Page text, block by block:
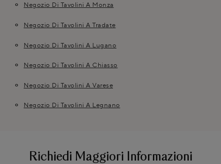
Negozio Di Tavolini A Monza
Negozio Di Tavolini A Tradate
Negozio Di Tavolini A Lugano
Negozio Di Tavolini A Chiasso
Negozio Di Tavolini A Varese
Negozio Di Tavolini A Legnano
Richiedi Maggiori Informazioni